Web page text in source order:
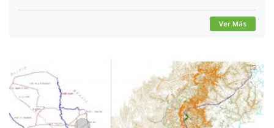
Ver Más